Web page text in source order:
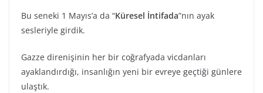
Bu seneki 1 Mayıs’a da “Küresel İntifada”nın ayak
sesleriyle girdik.
Gazze direnişinin her bir coğrafyada vicdanları
ayaklandırdığı, insanlığın yeni bir evreye geçtiği günlere
ulaştık.